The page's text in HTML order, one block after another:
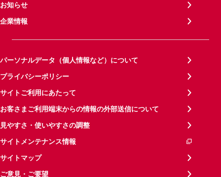
お知らせ
企業情報
パーソナルデータ（個人情報など）について
プライバシーポリシー
サイトご利用にあたって
お客さまご利用端末からの情報の外部送信について
見やすさ・使いやすさの調整
サイトメンテナンス情報
サイトマップ
ご意見・ご要望